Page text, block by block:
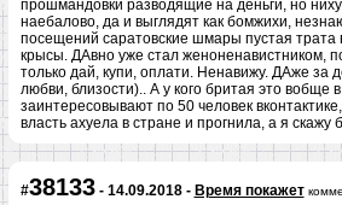
прошмандовки разводящие на деньги, но
наебалово, да и выглядят как бомжихи,
посещений саратовские шмары пустая трата
крысы. ДАвно уже стал женоненавистником,
только дай, купи, оплати. Ненавижу. ДАже за
любви, близости).. А у кого бритая это вобще
заинтересовывают по 50 человек
власть ахуела в стране и прогнила, а я
#38133- 14.09.2018 - Время покажет